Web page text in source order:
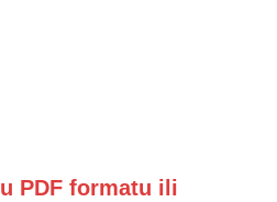
PDF formatu ili